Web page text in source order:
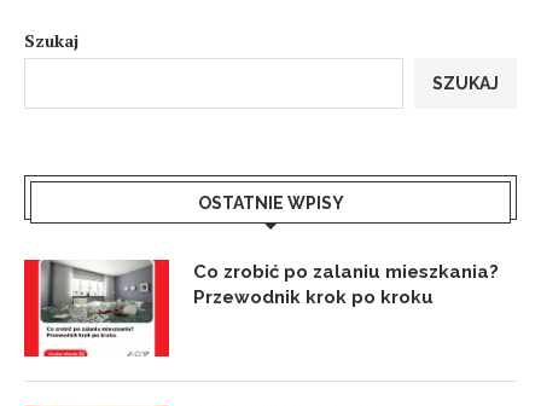
Szukaj
SZUKAJ
OSTATNIE WPISY
Co zrobić po zalaniu mieszkania?
Przewodnik krok po kroku